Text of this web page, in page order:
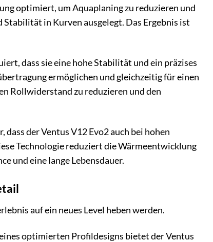
optimiert, um Aquaplaning zu reduzieren und
in Kurven ausgelegt. Das Ergebnis ist
dass sie eine hohe Stabilität und ein präzises
ermöglichen und gleichzeitig für einen
Rollwiderstand zu reduzieren und den
der Ventus V12 Evo2 auch bei hohen
Technologie reduziert die Wärmeentwicklung
und eine lange Lebensdauer.
auf ein neues Level heben werden.
optimierten Profildesigns bietet der Ventus